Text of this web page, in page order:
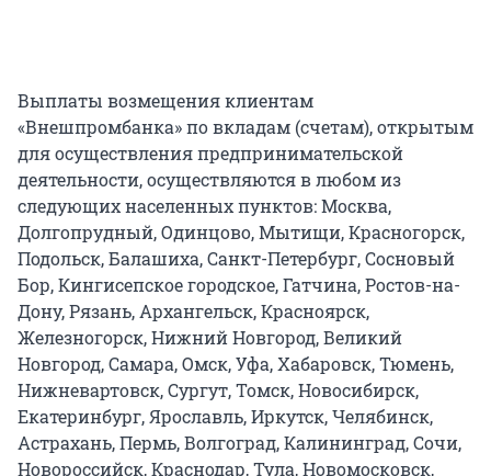
Выплаты возмещения клиентам
«Внешпромбанка» по вкладам (счетам), открытым
для осуществления предпринимательской
деятельности, осуществляются в любом из
следующих населенных пунктов: Москва,
Долгопрудный, Одинцово, Мытищи, Красногорск,
Подольск, Балашиха, Санкт-Петербург, Сосновый
Бор, Кингисепское городское, Гатчина, Ростов-на-
Дону, Рязань, Архангельск, Красноярск,
Железногорск, Нижний Новгород, Великий
Новгород, Самара, Омск, Уфа, Хабаровск, Тюмень,
Нижневартовск, Сургут, Томск, Новосибирск,
Екатеринбург, Ярославль, Иркутск, Челябинск,
Астрахань, Пермь, Волгоград, Калининград, Сочи,
Новороссийск, Краснодар, Тула, Новомосковск,